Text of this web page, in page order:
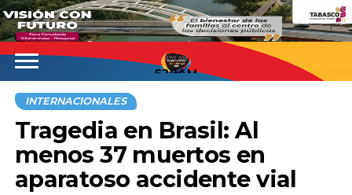
620AM
INTERNACIONALES
Tragedia en Brasil: Al
menos 37 muertos en
aparatoso accidente vial